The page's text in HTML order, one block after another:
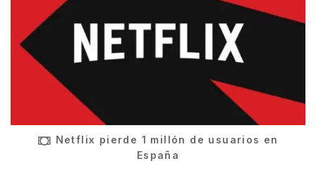
Netflix pierde 1 millón de usuarios en
España